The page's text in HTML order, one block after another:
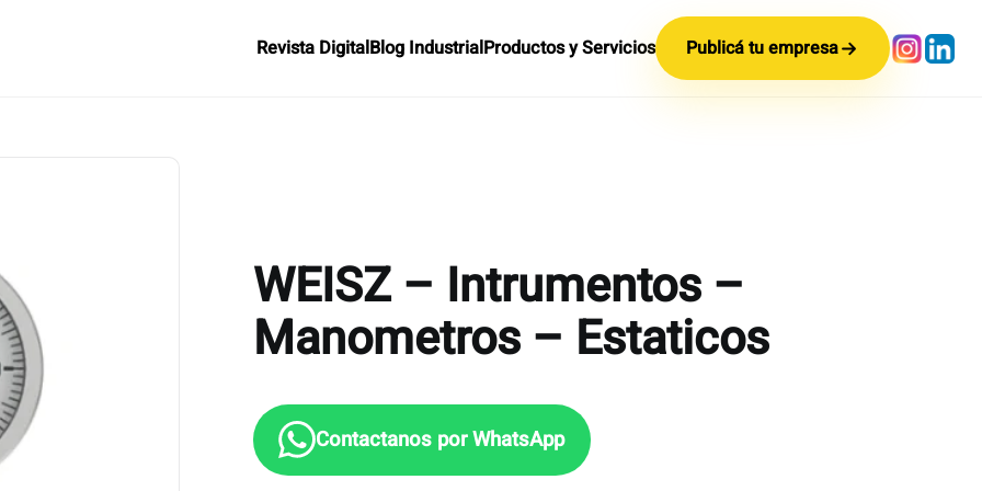
Revista DigitalBlog IndustrialProductos y Servicios Publicá tu empresa
WEISZ – Intrumentos –
Manometros – Estaticos